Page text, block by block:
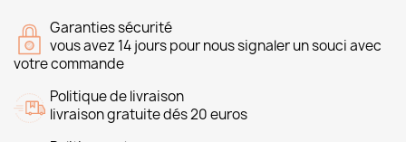
Garanties sécurité
vous avez 14 jours pour nous signaler un souci avec
votre commande
Politique de livraison
livraison gratuite dés 20 euros